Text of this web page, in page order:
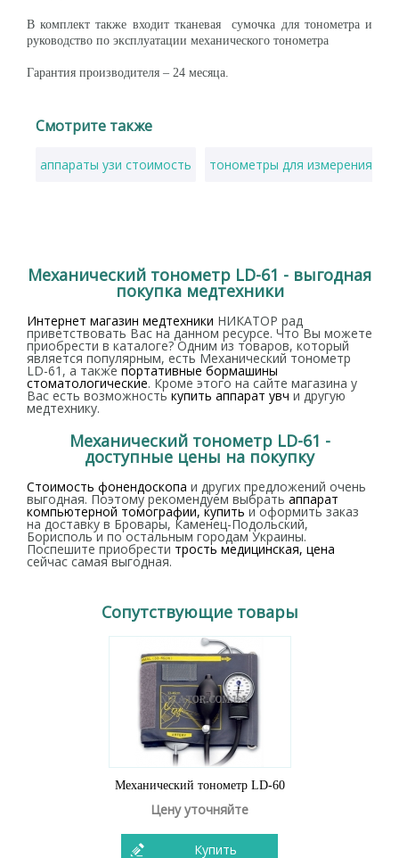
В комплект также входит тканевая сумочка для тонометра и
руководство по эксплуатации механического тонометра
Гарантия производителя – 24 месяца.
Смотрите также
аппараты узи стоимость тонометры для измерения
Механический тонометр LD-61 - выгодная
покупка медтехники
Интернет магазин медтехники НИКАТОР рад
приветствовать Вас на данном ресурсе. Что Вы можете
приобрести в каталоге? Одним из товаров, который
является популярным, есть Механический тонометр
LD-61, а также портативные бормашины
стоматологические. Кроме этого на сайте магазина у
Вас есть возможность купить аппарат увч и другую
медтехнику.
Механический тонометр LD-61 -
доступные цены на покупку
Стоимость фонендоскопа и других предложений очень
выгодная. Поэтому рекомендуем выбрать аппарат
компьютерной томографии, купить и оформить заказ
на доставку в Бровары, Каменец-Подольский,
Борисполь и по остальным городам Украины.
Поспешите приобрести трость медицинская, цена
сейчас самая выгодная.
Сопутствующие товары
Механический тонометр LD-60
Цену уточняйте
Купить